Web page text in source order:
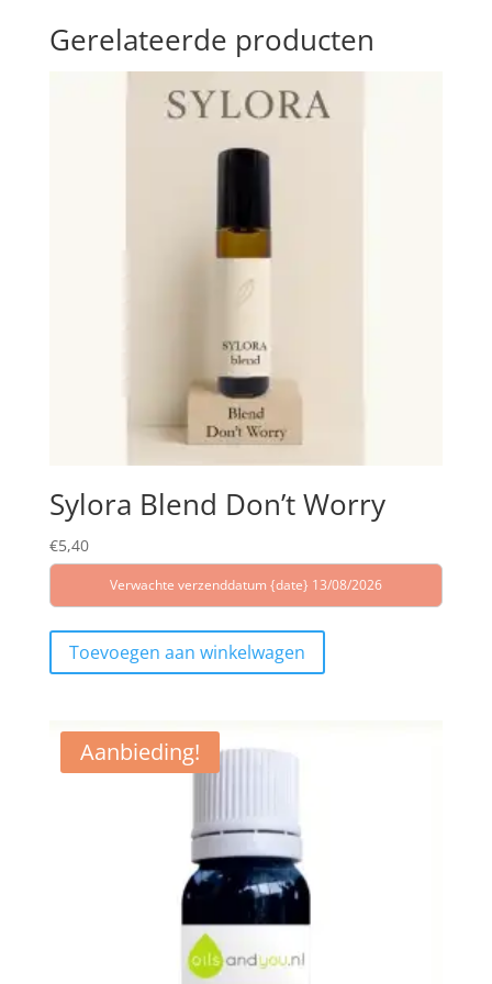
Gerelateerde producten
Sylora Blend Don’t Worry
€5,40
Verwachte verzenddatum {date} 13/08/2026
Toevoegen aan winkelwagen
Aanbieding!